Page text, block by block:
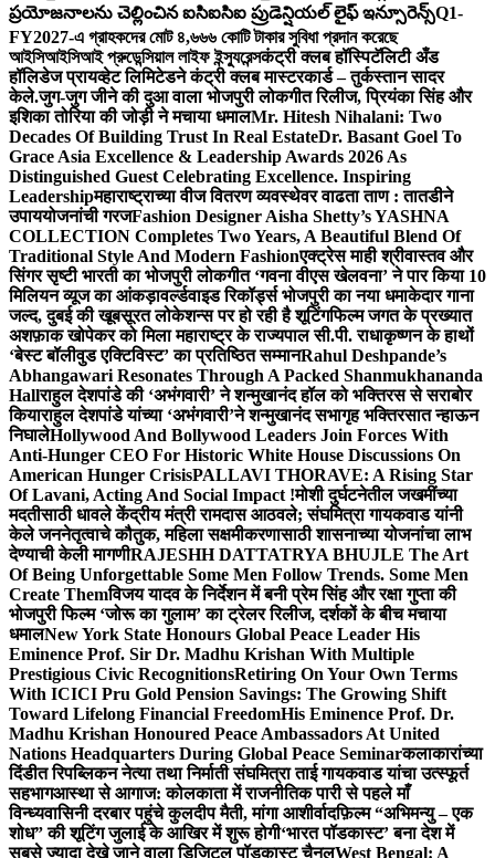
ప్రయోజనాలను చెల్లించిన ఐసిఐసిఐ ప్రుడెన్షియల్ లైఫ్ ఇన్సూరెన్స్Q1-
FY2027-এ গ্রাহকদের মোট ৪,৬৬৬ কোটি টাকার সুবিধা প্রদান করেছে
আইসিআইসিআই প্রুডেন্সিয়াল লাইফ ইন্স্যুরেন্সकंट्री क्लब हॉस्पिटॅलिटी अँड
हॉलिडेज प्रायव्हेट लिमिटेडने कंट्री क्लब मास्टरकार्ड – तुर्कस्तान सादर
केले.जुग-जुग जीने की दुआ वाला भोजपुरी लोकगीत रिलीज, प्रियंका सिंह और
इशिका तोरिया की जोड़ी ने मचाया धमालMr. Hitesh Nihalani: Two
Decades Of Building Trust In Real EstateDr. Basant Goel To
Grace Asia Excellence & Leadership Awards 2026 As
Distinguished Guest Celebrating Excellence. Inspiring
Leadershipमहाराष्ट्राच्या वीज वितरण व्यवस्थेवर वाढता ताण : तातडीने
उपाययोजनांची गरजFashion Designer Aisha Shetty’s YASHNA
COLLECTION Completes Two Years, A Beautiful Blend Of
Traditional Style And Modern Fashionएक्ट्रेस माही श्रीवास्तव और
सिंगर सृष्टी भारती का भोजपुरी लोकगीत ‘गवना वीएस खेलवना’ ने पार किया 10
मिलियन व्यूज का आंकड़ावर्ल्डवाइड रिकॉर्ड्स भोजपुरी का नया धमाकेदार गाना
जल्द, दुबई की खूबसूरत लोकेशन्स पर हो रही है शूटिंगफिल्म जगत के प्रख्यात
अशफ़ाक खोपेकर को मिला महाराष्ट्र के राज्यपाल सी.पी. राधाकृष्णन के हाथों
‘बेस्ट बॉलीवुड एक्टिविस्ट’ का प्रतिष्ठित सम्मानRahul Deshpande’s
Abhangawari Resonates Through A Packed Shanmukhananda
Hallराहुल देशपांडे की ‘अभंगवारी’ ने शन्मुखानंद हॉल को भक्तिरस से सराबोर
कियाराहुल देशपांडे यांच्या ‘अभंगवारी’ने शन्मुखानंद सभागृह भक्तिरसात न्हाऊन
निघालेHollywood And Bollywood Leaders Join Forces With
Anti-Hunger CEO For Historic White House Discussions On
American Hunger CrisisPALLAVI THORAVE: A Rising Star
Of Lavani, Acting And Social Impact !मोशी दुर्घटनेतील जखमींच्या
मदतीसाठी धावले केंद्रीय मंत्री रामदास आठवले; संघमित्रा गायकवाड यांनी
केले जननेतृत्वाचे कौतुक, महिला सक्षमीकरणासाठी शासनाच्या योजनांचा लाभ
देण्याची केली मागणीRAJESHH DATTATRYA BHUJLE The Art
Of Being Unforgettable Some Men Follow Trends. Some Men
Create Themविजय यादव के निर्देशन में बनी प्रेम सिंह और रक्षा गुप्ता की
भोजपुरी फिल्म ‘जोरू का गुलाम’ का ट्रेलर रिलीज, दर्शकों के बीच मचाया
धमालNew York State Honours Global Peace Leader His
Eminence Prof. Sir Dr. Madhu Krishan With Multiple
Prestigious Civic RecognitionsRetiring On Your Own Terms
With ICICI Pru Gold Pension Savings: The Growing Shift
Toward Lifelong Financial FreedomHis Eminence Prof. Dr.
Madhu Krishan Honoured Peace Ambassadors At United
Nations Headquarters During Global Peace Seminarकलाकारांच्या
दिंडीत रिपब्लिकन नेत्या तथा निर्माती संघमित्रा ताई गायकवाड यांचा उत्स्फूर्त
सहभागआस्था से आगाज: कोलकाता में राजनीतिक पारी से पहले माँ
विन्ध्यवासिनी दरबार पहुंचे कुलदीप मैती, मांगा आशीर्वादफ़िल्म “अभिमन्यु – एक
शोध” की शूटिंग जुलाई के आखिर में शुरू होगी‘भारत पॉडकास्ट’ बना देश में
सबसे ज्यादा देखे जाने वाला डिजिटल पॉडकास्ट चैनलWest Bengal: A